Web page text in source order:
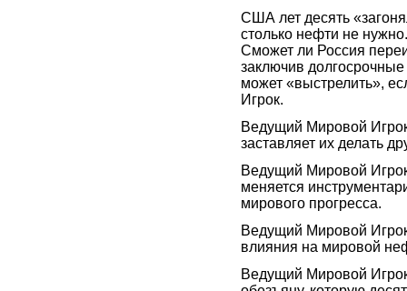
США лет десять
столько нефти не
Сможет ли Россия
заключив
может «выстрелить»,
Игрок.
Ведущий Мировой Игрок
заставляет их делать
Ведущий Мировой Игрок
меняется
мирового прогресса.
Ведущий Мировой
влияния на мировой
Ведущий Мировой